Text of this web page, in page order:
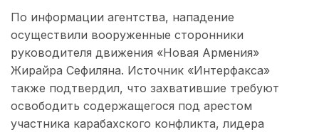
По информации агентства, нападение
осуществили вооруженные сторонники
руководителя движения «Новая Армения»
Жирайра Сефиляна. Источник «Интерфакса»
также подтвердил, что захватившие требуют
освободить содержащегося под арестом
участника карабахского конфликта, лидера